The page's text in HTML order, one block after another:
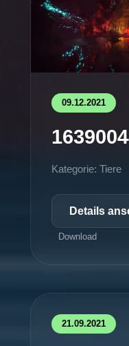
09.12.2021
Kategorie: Tiere
Details
Download
21.09.2021